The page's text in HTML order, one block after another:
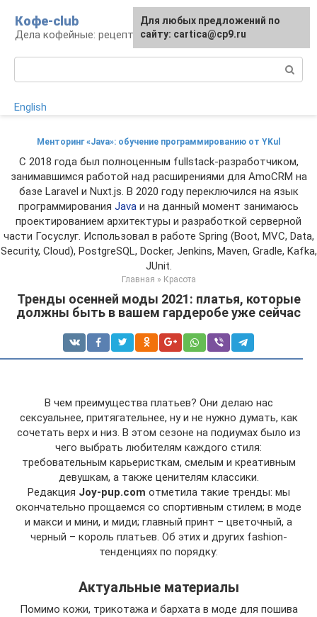
контенту
Кофе-club
Дела кофейные: рецепты и приготовление
English
Менторинг «Java»: обучение программированию от YKul
С 2018 года был полноценным fullstack-разработчиком,
занимавшимся работой над расширениями для AmoCRM на
базе Laravel и Nuxt.js. В 2020 году переключился на язык
программирования Java и на данный момент занимаюсь
проектированием архитектуры и разработкой серверной
части Госуслуг. Использовал в работе Spring (Boot, MVC, Data,
Security, Cloud), PostgreSQL, Docker, Jenkins, Maven, Gradle, Kafka,
JUnit.
Главная » Красота
Тренды осенней моды 2021: платья, которые
должны быть в вашем гардеробе уже сейчас
В чем преимущества платьев? Они делаю нас
сексуальнее, притягательнее, ну и не нужно думать, как
сочетать верх и низ. В этом сезоне на подиумах было из
чего выбрать любителям каждого стиля:
требовательным карьеристкам, смелым и креативным
девушкам, а также ценителям классики.
Редакция Joy-pup.com отметила такие тренды: мы
окончательно прощаемся со спортивным стилем; в моде
и макси и мини, и миди; главный принт – цветочный, а
черный – король платьев. Об этих и других fashion-
тенденциях по порядку:
Актуальные материалы
Помимо кожи, трикотажа и бархата в моде для пошива
Для любых предложений по
сайту: cartica@cp9.ru